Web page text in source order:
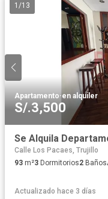
1 /13
Apartamento·en alquiler
S/.3,500
Se Alquila
Calle Los Pacaes, Trujillo
93 m²3 Dormitorios2 Baños
Actualizado hace 3 días